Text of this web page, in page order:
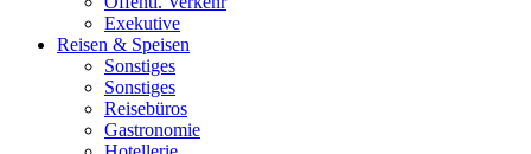
Exekutive
Reisen & Speisen
Sonstiges
Sonstiges
Reisebüros
Gastronomie